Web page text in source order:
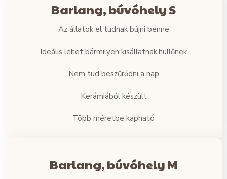
Barlang, búvóhely S
Az állatok el tudnak bújni benne
Ideális lehet bármilyen kisállatnak,hüllőnek
Nem tud beszűrődni a nap
Kerámiából készült
Több méretbe kapható
Barlang, búvóhely M